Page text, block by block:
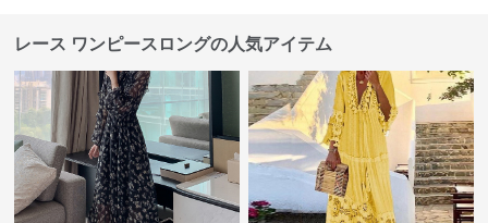
レース ワンピースロングの人気アイテム